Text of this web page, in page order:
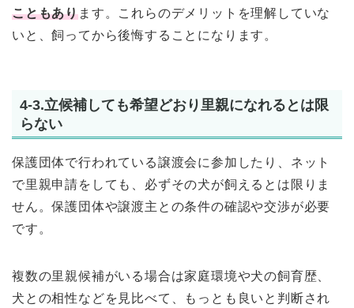
こともあります。これらのデメリットを理解していな
いと、飼ってから後悔することになります。
4-3.立候補しても希望どおり里親になれるとは限
らない
保護団体で行われている譲渡会に参加したり、ネット
で里親申請をしても、必ずその犬が飼えるとは限りま
せん。保護団体や譲渡主との条件の確認や交渉が必要
です。
複数の里親候補がいる場合は家庭環境や犬の飼育歴、
犬との相性などを見比べて、もっとも良いと判断され